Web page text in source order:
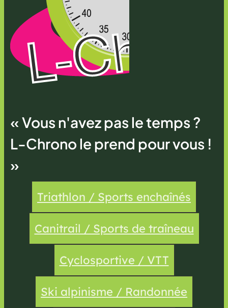
« Vous n'avez pas le temps ?
L-Chrono le prend pour vous !
»
Triathlon / Sports enchaînés
Canitrail / Sports de traîneau
Cyclosportive / VTT
Ski alpinisme / Randonnée